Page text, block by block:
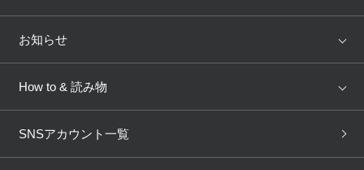
トピックス
AMPHI une nana cool
OUR WACOAL
店舗を探す
ブラ無料診断
お知らせ
新着情報
商品回収
How to & 読み物
下着の基礎知識
SNSアカウント一覧